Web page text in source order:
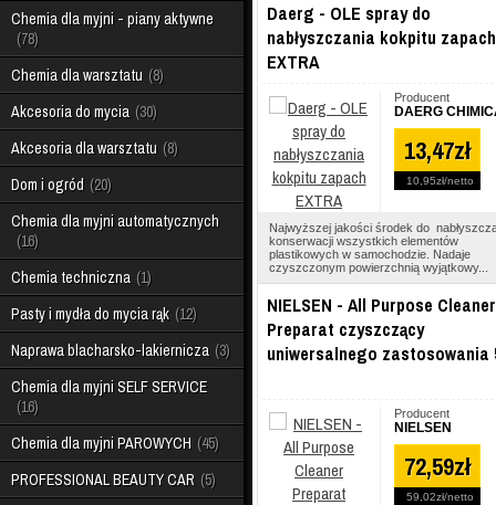
Chemia dla myjni - piany aktywne
78
Chemia dla warsztatu 8
Akcesoria do mycia 30
Akcesoria dla warsztatu 8
Dom i ogród 20
Chemia dla myjni automatycznych
16
Chemia techniczna 1
Pasty i mydła do mycia rąk 12
Naprawa blacharsko-lakiernicza 3
Chemia dla myjni SELF SERVICE
16
Chemia dla myjni PAROWYCH 45
PROFESSIONAL BEAUTY CAR 5
Daerg - OLE spray do
nabłyszczania kokpitu zapach
EXTRA
Producent
DAERG
13,47zł
10,95zł netto
Najwyższej jakości środek do
konserwacji wszystkich elementów
plastikowych w samochodzie. Nadaje
czyszczonym powierzchnią wyjątkowy...
NIELSEN - All Purpose Cleaner
Preparat czyszczący
uniwersalnego zastosowania
Producent
NIELSEN
72,59zł
59,02zł netto